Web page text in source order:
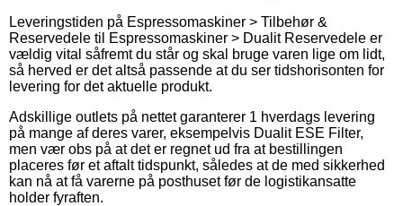
Leveringstiden på Espressomaskiner > Tilbehør &
Reservedele til Espressomaskiner > Dualit Reservedele er
vældig vital såfremt du står og skal bruge varen lige om lidt,
så herved er det altså passende at du ser tidshorisonten for
levering for det aktuelle produkt.
Adskillige outlets på nettet garanterer 1 hverdags levering
på mange af deres varer, eksempelvis Dualit ESE Filter,
men vær obs på at det er regnet ud fra at bestillingen
placeres før et aftalt tidspunkt, således at de med sikkerhed
kan nå at få varerne på posthuset før de logistikansatte
holder fyraften.